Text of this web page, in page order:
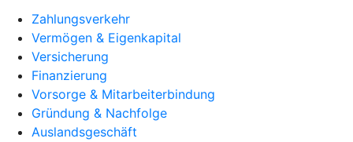
Zahlungsverkehr
Vermögen & Eigenkapital
Versicherung
Finanzierung
Vorsorge & Mitarbeiterbindung
Gründung & Nachfolge
Auslandsgeschäft